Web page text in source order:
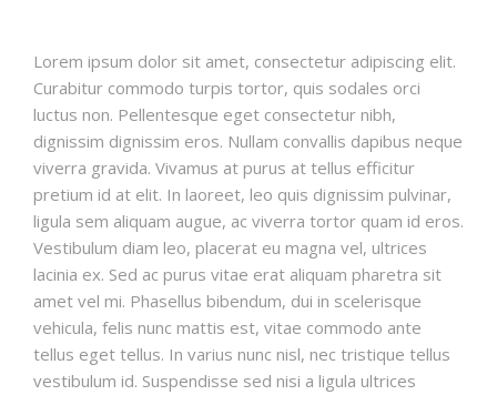
Lorem ipsum dolor sit amet, consectetur adipiscing elit.
Curabitur commodo turpis tortor, quis sodales orci
luctus non. Pellentesque eget consectetur nibh,
dignissim dignissim eros. Nullam convallis dapibus neque
viverra gravida. Vivamus at purus at tellus efficitur
pretium id at elit. In laoreet, leo quis dignissim pulvinar,
ligula sem aliquam augue, ac viverra tortor quam id eros.
Vestibulum diam leo, placerat eu magna vel, ultrices
lacinia ex. Sed ac purus vitae erat aliquam pharetra sit
amet vel mi. Phasellus bibendum, dui in scelerisque
vehicula, felis nunc mattis est, vitae commodo ante
tellus eget tellus. In varius nunc nisl, nec tristique tellus
vestibulum id. Suspendisse sed nisi a ligula ultrices